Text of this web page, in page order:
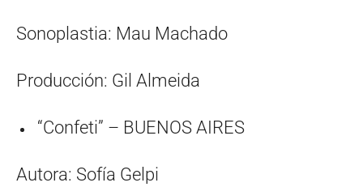
Sonoplastia: Mau Machado
Producción: Gil Almeida
“Confeti” – BUENOS AIRES
Autora: Sofía Gelpi